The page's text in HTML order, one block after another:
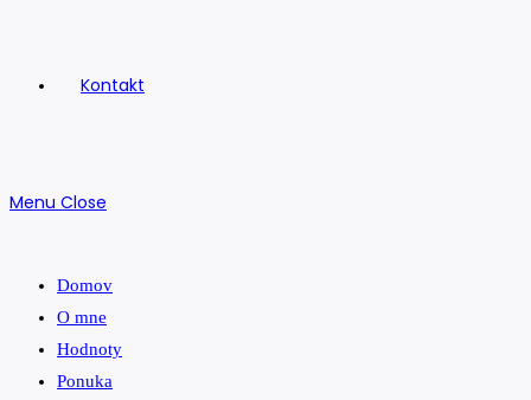
Kontakt
Menu Close
Domov
O mne
Hodnoty
Ponuka